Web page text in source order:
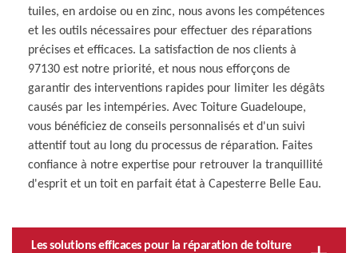
tuiles, en ardoise ou en zinc, nous avons les compétences
et les outils nécessaires pour effectuer des réparations
précises et efficaces. La satisfaction de nos clients à
97130 est notre priorité, et nous nous efforçons de
garantir des interventions rapides pour limiter les dégâts
causés par les intempéries. Avec Toiture Guadeloupe,
vous bénéficiez de conseils personnalisés et d'un suivi
attentif tout au long du processus de réparation. Faites
confiance à notre expertise pour retrouver la tranquillité
d'esprit et un toit en parfait état à Capesterre Belle Eau.
Les solutions efficaces pour la réparation de toiture